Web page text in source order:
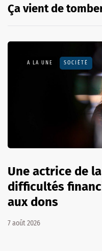
Ça vient de
A LA UNE SOCIÉTÉ
Une actrice de
difficultés
aux dons
7 août 2026